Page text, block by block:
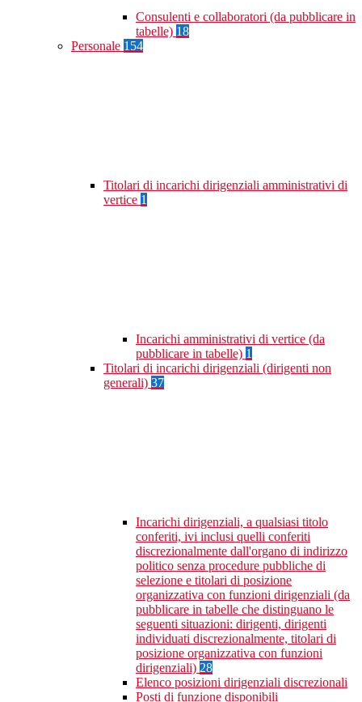
Consulenti e collaboratori (da pubblicare in
tabelle) 18
Personale 154
Titolari di incarichi dirigenziali amministrativi di
vertice 1
Incarichi amministrativi di vertice (da
pubblicare in tabelle) 1
Titolari di incarichi dirigenziali (dirigenti non
generali) 37
Incarichi dirigenziali, a qualsiasi titolo
conferiti, ivi inclusi quelli conferiti
discrezionalmente dall'organo di indirizzo
politico senza procedure pubbliche di
selezione e titolari di posizione
organizzativa con funzioni dirigenziali (da
pubblicare in tabelle che distinguano le
seguenti situazioni: dirigenti, dirigenti
individuati discrezionalmente, titolari di
posizione organizzativa con funzioni
dirigenziali) 28
Elenco posizioni dirigenziali discrezionali
Posti di funzione disponibili